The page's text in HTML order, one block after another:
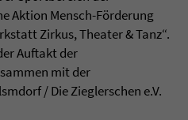
Aktion Mensch-Förderung
Zirkus, Theater & Tanz“.
Auftakt der
mit der
/ Die Zieglerschen e.V.